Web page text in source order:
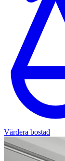
Värdera bostad